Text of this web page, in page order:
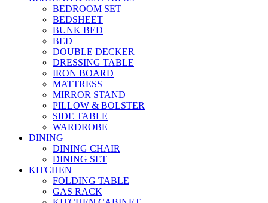
BEDROOM SET
BEDSHEET
BUNK BED
BED
DOUBLE DECKER
DRESSING TABLE
IRON BOARD
MATTRESS
MIRROR STAND
PILLOW & BOLSTER
SIDE TABLE
WARDROBE
DINING
DINING CHAIR
DINING SET
KITCHEN
FOLDING TABLE
GAS RACK